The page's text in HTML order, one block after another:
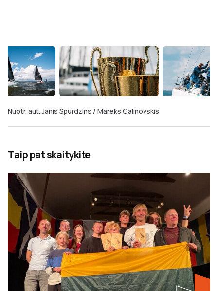
Nuotr. aut. Janis Spurdzins / Mareks Galinovskis
Taip pat skaitykite